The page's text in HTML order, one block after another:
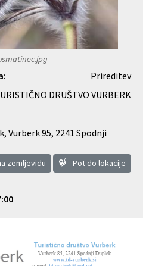
Prireditev
DRUŠTVO VURBERK
Vurberk 95, 2241 Spodnji
zemljevidu Pot do lokacije